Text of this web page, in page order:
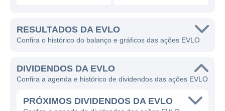
RESULTADOS DA EVLO
Confira o histórico do balanço e gráficos das ações EVLO
DIVIDENDOS DA EVLO
Confira a agenda e histórico de dividendos das ações EVLO
PRÓXIMOS DIVIDENDOS DA EVLO